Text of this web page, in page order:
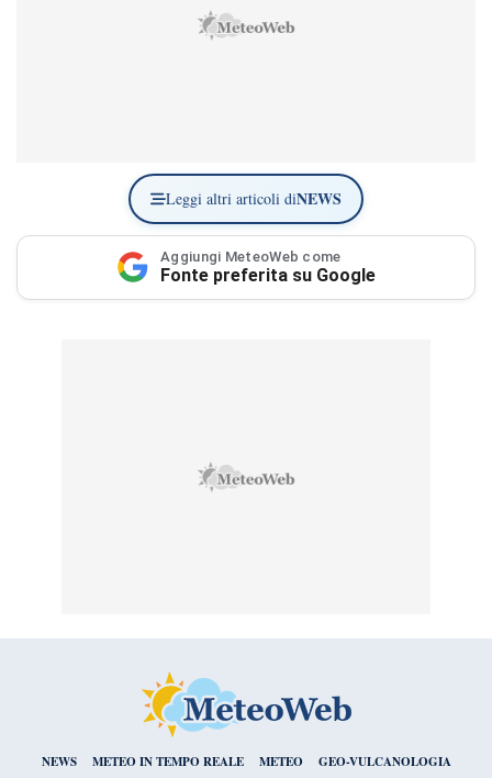
Leggi altri articoli diNEWS
Aggiungi MeteoWeb come
Fonte preferita su Google
NEWS METEO IN TEMPO REALE METEO GEO-VULCANOLOGIA